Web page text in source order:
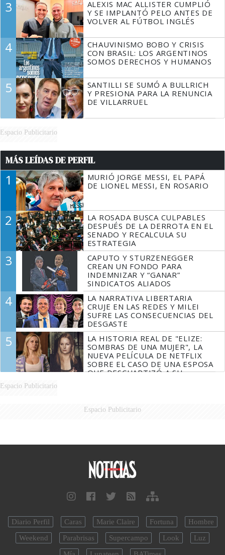
3
ALEXIS MAC ALLISTER CUMPLIÓ
Y SE IMPLANTÓ PELO ANTES DE
VOLVER AL FÚTBOL INGLÉS
4
CHAUVINISMO BOBO Y CRISIS
CON BRASIL: LOS ARGENTINOS
SOMOS DERECHOS Y HUMANOS
5
SANTILLI SE SUMÓ A BULLRICH
Y PRESIONA PARA LA RENUNCIA
DE VILLARRUEL
Espacio Publicitario
MÁS LEÍDAS DE PERFIL
1
MURIÓ JORGE MESSI, EL PAPÁ
DE LIONEL MESSI, EN ROSARIO
2
LA ROSADA BUSCA CULPABLES
DESPUÉS DE LA DERROTA EN EL
SENADO Y RECALCULA SU
ESTRATEGIA
3
CAPUTO Y STURZENEGGER
CREAN UN FONDO PARA
INDEMNIZAR Y “GANAR”
SINDICATOS ALIADOS
4
LA NARRATIVA LIBERTARIA
CRUJE EN LAS REDES Y MILEI
SUFRE LAS CONSECUENCIAS DEL
DESGASTE
5
LA HISTORIA REAL DE "ELIZE:
SOMBRAS DE UNA MUJER", LA
NUEVA PELÍCULA DE NETFLIX
SOBRE EL CASO DE UNA ESPOSA
QUE DESCUARTIZÓ A SU
Espacio Publicitario
Espacio Publicitario
Diario Perfil Caras Marie Claire Fortuna
Hombre
Weekend
Parabrisas Supercampo Look
Luz